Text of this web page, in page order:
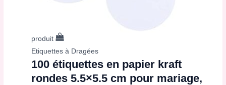
produit
Etiquettes à Dragées
100 étiquettes en papier kraft
rondes 5.5×5.5 cm pour mariage,